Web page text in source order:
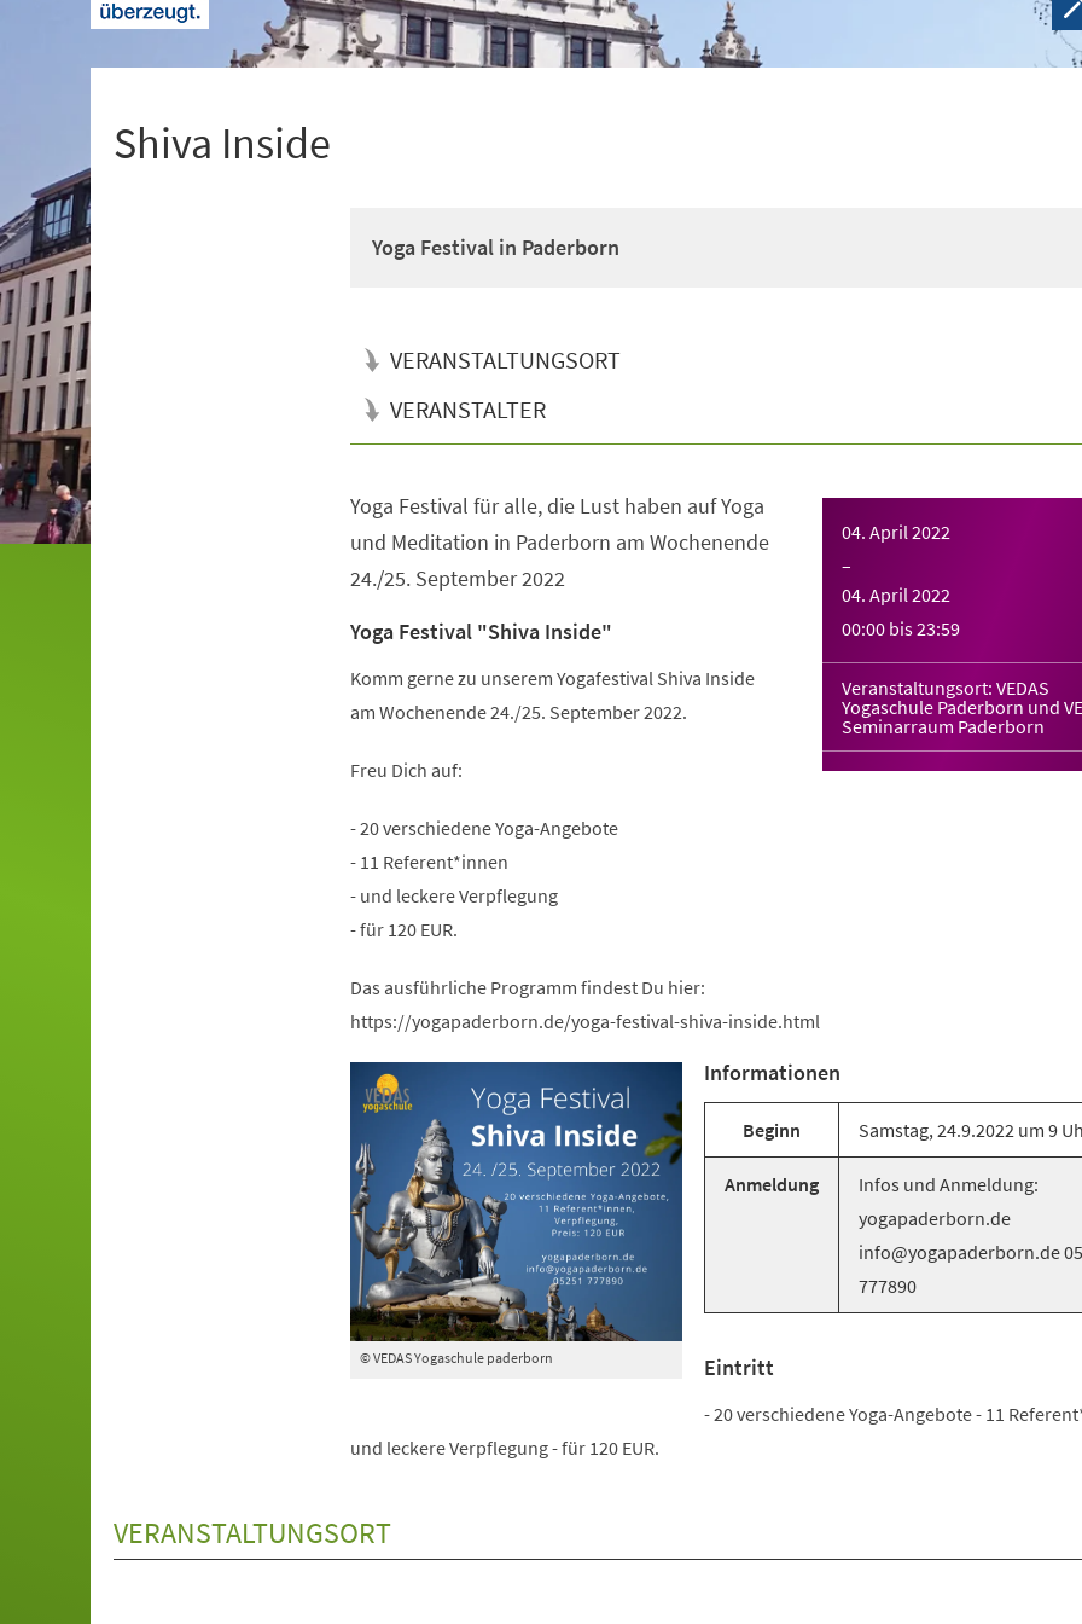
Shiva Inside
Yoga Festival in Paderborn
VERANSTALTUNGSORT
VERANSTALTER
04. April 2022
–
04. April 2022
00:00 bis23:59
Veranstaltungsort: VEDAS
Yogaschule Paderborn und
Seminarraum Paderborn
Yoga Festival für alle, die Lust haben auf Yoga
und Meditation in Paderborn am Wochenende
24./25. September 2022
Yoga Festival "Shiva Inside"
Komm gerne zu unserem Yogafestival Shiva Inside
am Wochenende 24./25. September 2022.
Freu Dich auf:
- 20 verschiedene Yoga-Angebote
- 11 Referent*innen
- und leckere Verpflegung
- für 120 EUR.
Das ausführliche Programm findest Du hier:
https://yogapaderborn.de/yoga-festival-shiva-inside.html
© VEDAS Yogaschule paderborn
Informationen
Beginn Samstag, 24.9.2022 um 9
Anmeldung
Infos und Anmeldung:
yogapaderborn.de
info@yogapaderborn.de
777890
Eintritt
- 20 verschiedene Yoga-Angebote - 11
und leckere Verpflegung - für 120 EUR.
VERANSTALTUNGSORT